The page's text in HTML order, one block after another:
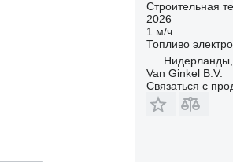
Строительная
2026
1 м/ч
Топливо электро
Van Ginkel B.V.
Связаться с